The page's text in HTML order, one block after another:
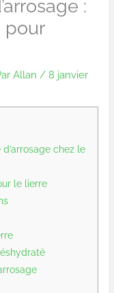
:
pour
Allan /8 janvier
chez le
le lierre